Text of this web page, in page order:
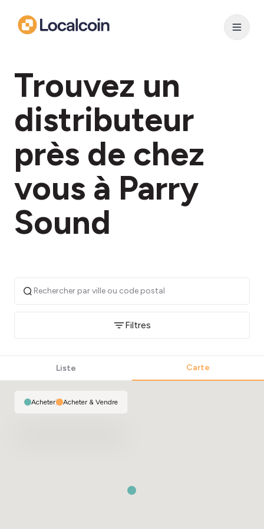
Trouvez un
distributeur
près de chez
vous à Parry
Sound
Filtres
Liste Carte
Acheter| Acheter & Vendre